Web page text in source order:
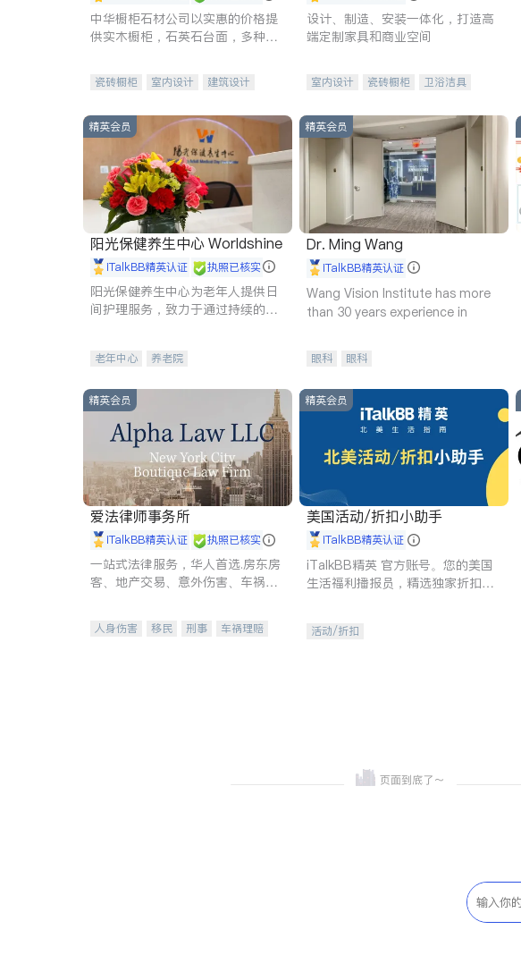
中华橱柜石材公司以实惠的价格提
供实木橱柜，石英石台面，多种优
机。品质厨房，家的选择。
瓷砖橱柜 室内设计
建筑设计
设计、制造、安装一体化，打造高
端定制家具和商业空间
室内设计 瓷砖橱柜
卫浴洁具
室内装修
精英会员
阳光保健养生中心 Worldshine
iTalkBB精英认证 执照已核实
阳光保健养生中心为老年人提供日
间护理服务，致力于通过持续的护
老年中心 养老院
精英会员
Dr. Ming Wang
iTalkBB精英认证
Wang Vision Institute has more
than 30 years experience in
眼科 眼科
精英会员
爱法律师事务所
iTalkBB精英认证 执照已核实
一站式法律服务，华人首选.房东房
客、地产交易、意外伤害、车祸重
人身伤害 移民 刑事
车祸理赔
精英会员
美国活动/折扣小助手
iTalkBB精英认证
iTalkBB精英 官方账号。您的美国
生活福利播报员，精选独家折扣、
活动/折扣